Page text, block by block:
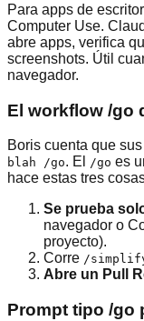
Para apps de
Computer Use.
abre apps, verifica
screenshots. Útil
navegador.
El workflow /go
Boris cuenta que
blah /go. El /go es
hace estas tres
Se prueba
navegador o
proyecto).
Corre /
Abre un Pull
Prompt tipo /go